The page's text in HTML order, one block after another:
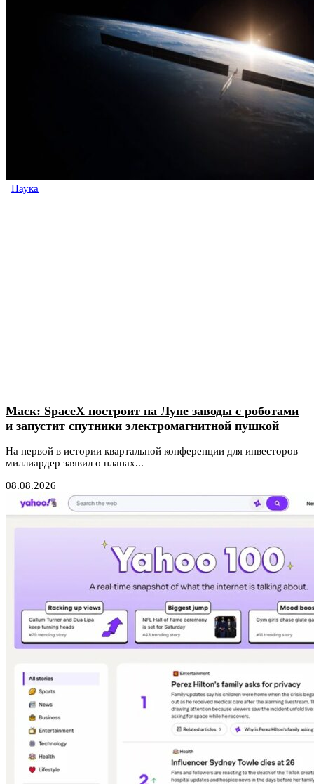
Наука
Маск: SpaceX построит на Луне заводы с роботами
и запустит спутники электромагнитной пушкой
На первой в истории квартальной конференции для инвесторов
миллиардер заявил о планах...
08.08.2026